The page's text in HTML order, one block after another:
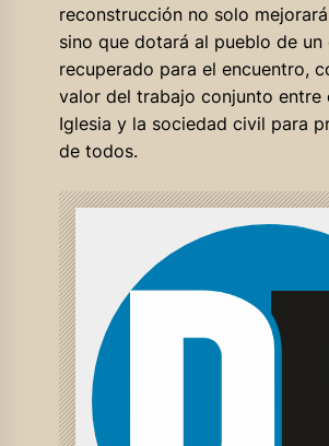
reconstrucción no solo
sino que dotará al pueblo de un
recuperado para el encuentro,
valor del trabajo conjunto entre
Iglesia y la sociedad civil para
de todos.